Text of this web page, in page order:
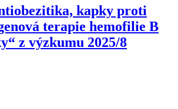
kapky proti
terapie hemofilie B
z výzkumu 2025/8